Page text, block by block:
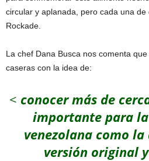
circular y aplanada, pero cada una
Rockade.
La chef Dana Busca nos comenta
caseras con la idea de:
< conocer más de
importante para
venezolana como
versión original